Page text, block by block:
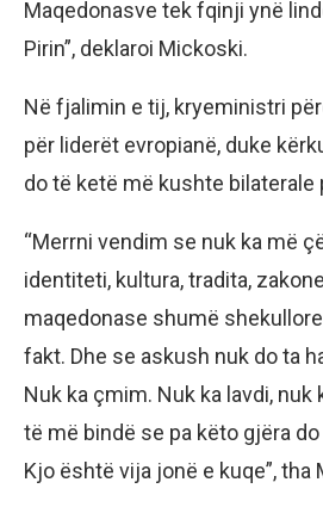
Maqedonasve tek fqinji ynë
Pirin”, deklaroi Mickoski.
Në fjalimin e tij, kryeministri
për liderët evropianë, duke
do të ketë më kushte bilaterale
“Merrni vendim se nuk ka më
identiteti, kultura, tradita,
maqedonase shumë
fakt. Dhe se askush nuk do ta
Nuk ka çmim. Nuk ka lavdi,
të më bindë se pa këto gjëra
Kjo është vija jonë e kuqe”, tha